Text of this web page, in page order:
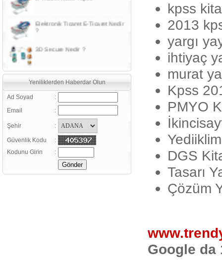
3D Secure Nedir ?
Güvenlik sertifikaları ile ilgili bazı
kavram ve tanımlar
Daha verimli satışlar için, Google
Analiz Kullanın
E-Ticaret (Elektronik Ticaret)
Nedir ?
E-Ticaret Sözlüğü
Yeniliklerden Haberdar Olun
Ad Soyad
:
Email
:
Şehir :
Güvenlik Kodu
:
Kodunu Girin
:
kpss
2013
yargı
ihtiyaç
murat
Kpss
PMYO
DGS
Tasarı
Çözüm
Google da